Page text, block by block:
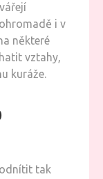
i v
některé
vztahy,
kuráže.
tak